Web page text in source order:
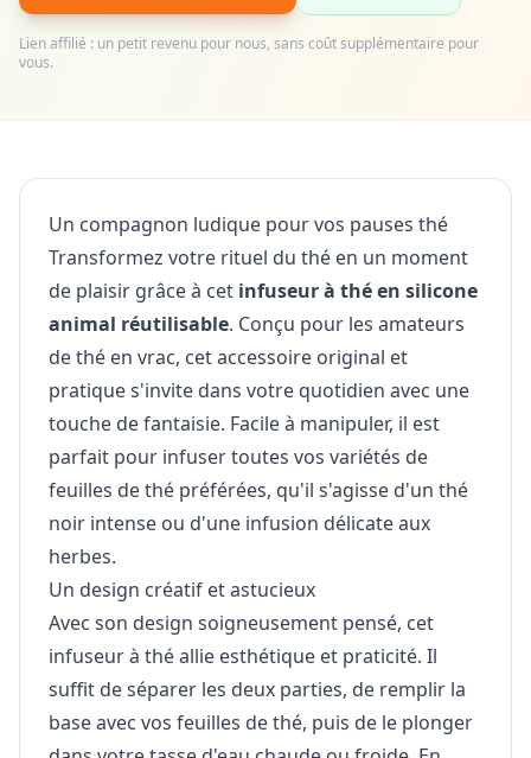
Lien affilié : un petit revenu pour nous, sans coût supplémentaire pour
vous.
Un compagnon ludique pour vos pauses thé
Transformez votre rituel du thé en un moment
de plaisir grâce à cet infuseur à thé en silicone
animal réutilisable. Conçu pour les amateurs
de thé en vrac, cet accessoire original et
pratique s'invite dans votre quotidien avec une
touche de fantaisie. Facile à manipuler, il est
parfait pour infuser toutes vos variétés de
feuilles de thé préférées, qu'il s'agisse d'un thé
noir intense ou d'une infusion délicate aux
herbes.
Un design créatif et astucieux
Avec son design soigneusement pensé, cet
infuseur à thé allie esthétique et praticité. Il
suffit de séparer les deux parties, de remplir la
base avec vos feuilles de thé, puis de le plonger